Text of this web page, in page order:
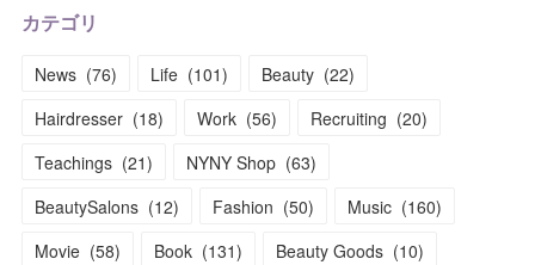
カテゴリ
News (76) Life (101) Beauty (22)
Hairdresser (18) Work (56) Recruiting (20)
Teachings (21) NYNY Shop (63)
BeautySalons (12) Fashion (50) Music (160)
Movie (58) Book (131) Beauty Goods (10)